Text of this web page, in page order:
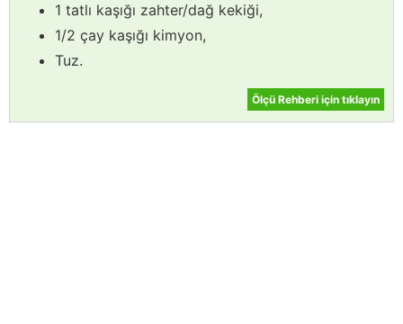
1 tatlı kaşığı zahter/dağ kekiği,
1/2 çay kaşığı kimyon,
Tuz.
Ölçü Rehberi için tıklayın